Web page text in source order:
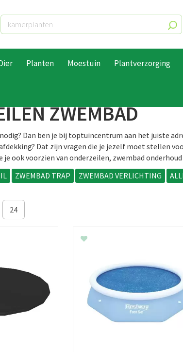
Planten Moestuin Plantverzorging
ZWEMBAD
nodig? Dan ben je bij toptuincentrum aan het juiste
Dat zijn vragen die je jezelf moet stellen
je ook voorzien van onderzeilen, zwembad onderhoud
ZWEMBAD TRAP ZWEMBAD VERLICHTING